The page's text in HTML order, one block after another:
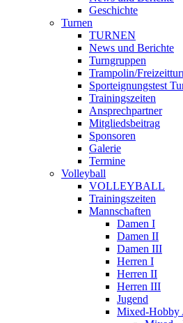
Geschichte
Turnen
TURNEN
News und Berichte
Turngruppen
Trampolin/
Sporteignungstest
Trainingszeiten
Ansprechpartner
Mitgliedsbeitrag
Sponsoren
Galerie
Termine
Volleyball
VOLLEYBALL
Trainingszeiten
Mannschaften
Damen I
Damen II
Damen III
Herren I
Herren II
Herren III
Jugend
Mixed-Hobby